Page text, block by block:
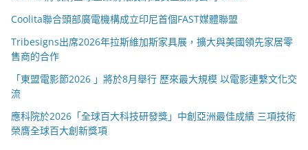
Coolita聯合頭部廣電機構成立印尼首個FAST媒體聯盟
Tribesigns出席2026年拉斯維加斯家具展，擴大與美國領先家居零
售商的合作
「東盟電影節2026 」將於8月舉行 歷來最大規模 以電影連繫文化交
流
應科院於2026「全球百大科技研發獎」中創亞洲最佳成績 三項技術
榮膺全球百大創新獎項